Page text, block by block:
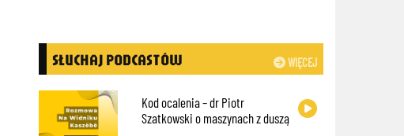
WIĘCEJ
SŁUCHAJ PODCASTÓW
Kod ocalenia – dr Piotr
Szatkowski o maszynach z duszą